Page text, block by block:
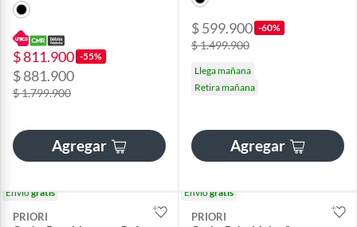
$ 811.900 -55%
$ 881.900
$ 1.799.900
Agregar
$ 599.900 -60%
$ 1.499.900
Llega mañana
Retira mañana
Agregar
Envíogratis
PRIORI
Envíogratis
PRIORI